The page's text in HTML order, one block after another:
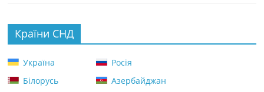
Країни СНД
Україна
Росія
Білорусь
Азербайджан